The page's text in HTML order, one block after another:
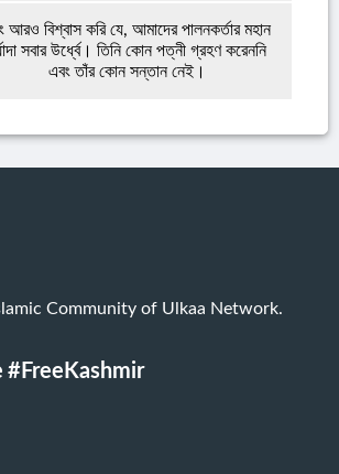
আরও বিশ্বাস করি যে, আমাদের পালনকর্তার মহান
সবার উর্ধ্বে। তিনি কোন পত্নী গ্রহণ করেননি
এবং তাঁর কোন সন্তান নেই।
Community of Ulkaa Network.
#FreeKashmir